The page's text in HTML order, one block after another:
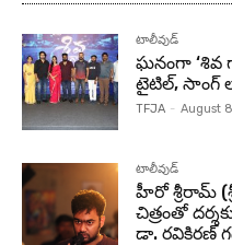
టాలీవుడ్
ఘనంగా ‘శివ
టైటిల్, సాంగ్
TFJA - August
టాలీవుడ్
హీరో శ్రీరామ్
చిత్రంతో
డా. రవికిరణ్